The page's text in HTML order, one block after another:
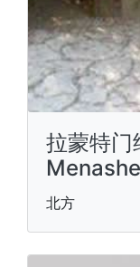
拉蒙特门
北方